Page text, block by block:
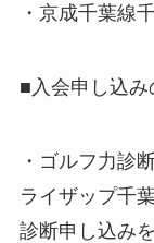
・京成千葉線
■入会申し込み
・ゴルフ力診
ライザップ千
診断申し込み